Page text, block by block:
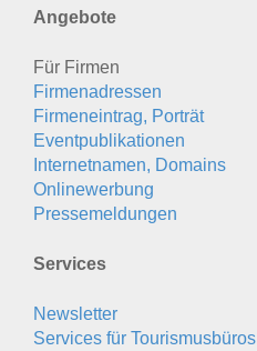
Angebote
Für Firmen
Firmenadressen
Firmeneintrag, Porträt
Eventpublikationen
Internetnamen, Domains
Onlinewerbung
Pressemeldungen
Services
Newsletter
Services für Tourismusbüros